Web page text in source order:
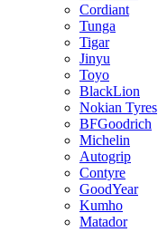
Cordiant
Tunga
Tigar
Jinyu
Toyo
BlackLion
Nokian Tyres
BFGoodrich
Michelin
Autogrip
Contyre
GoodYear
Kumho
Matador